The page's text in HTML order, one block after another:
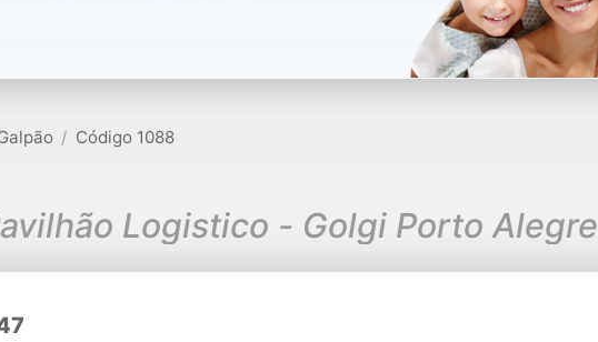
Código 1088
Logistico - Golgi Porto Alegre